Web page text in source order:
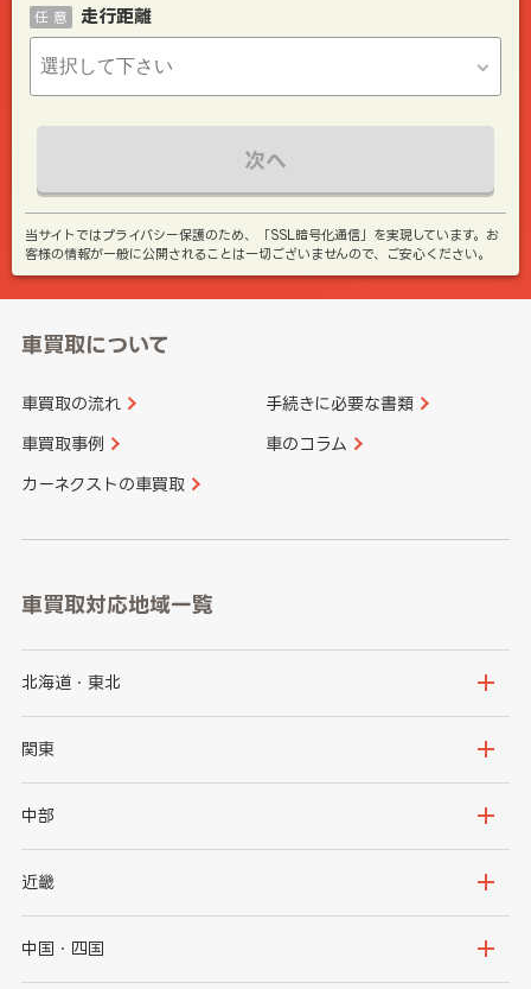
走行距離
任 意
次へ
当サイトではプライバシー保護のため、「SSL暗号化通信」を実現しています。お
客様の情報が一般に公開されることは一切ございませんので、ご安心ください。
車買取について
車買取の流れ 手続きに必要な書類
車買取事例 車のコラム
カーネクストの車買取
車買取対応地域一覧
北海道・東北
北海道
岩手県
秋田県
関東
茨城県
群馬県
千葉県
中部
新潟県
石川県
近畿
大阪府
中国・四国